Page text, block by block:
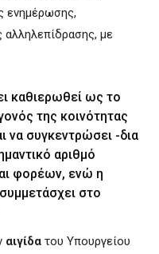
ενημέρωσης,
αλληλεπίδρασης, με
καθιερωθεί ως το
της κοινότητας
να συγκεντρώσει -δια
αριθμό
φορέων, ενώ η
στο
αιγίδα του Υπουργείου